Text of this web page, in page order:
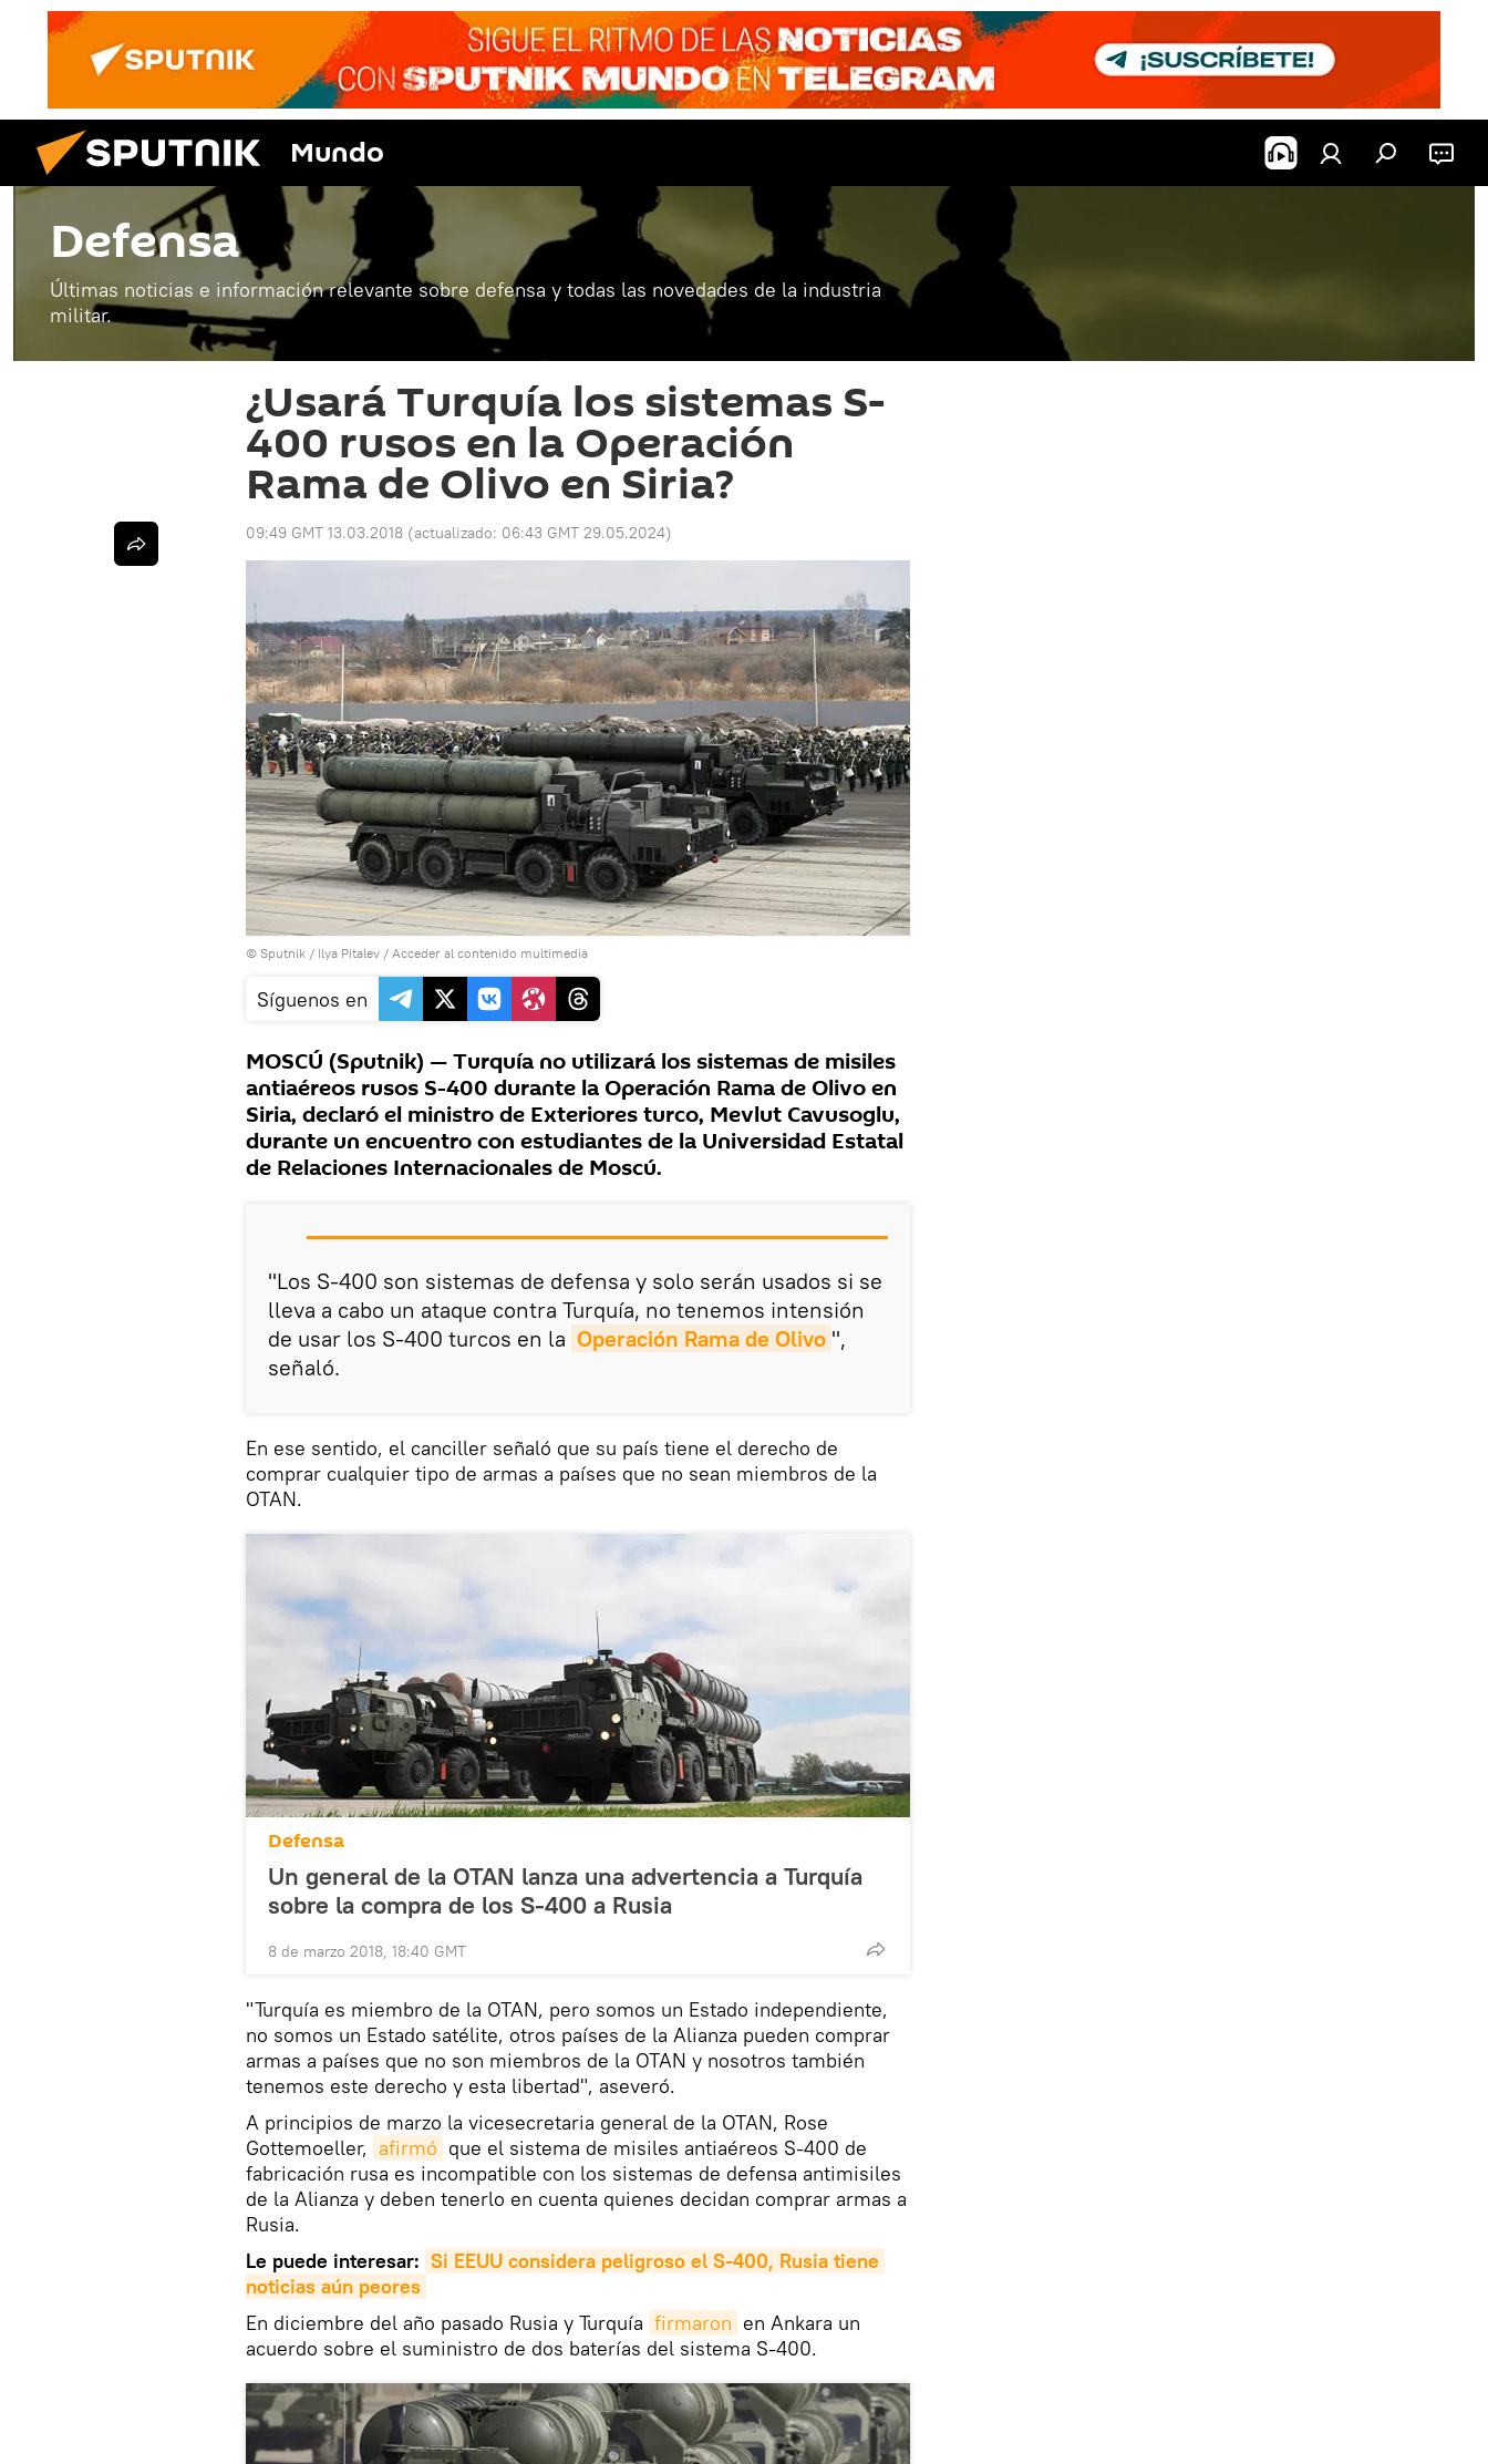
Mundo
Defensa
Últimas noticias e información relevante sobre defensa y todas las novedades de la industria
militar.
¿Usará Turquía los sistemas S-
400 rusos en la Operación
Rama de Olivo en Siria?
09:49 GMT 13.03.2018 (actualizado: 06:43 GMT 29.05.2024)
© Sputnik / Ilya Pitalev / Acceder al contenido multimedia
Síguenos en
MOSCÚ (Sputnik) — Turquía no utilizará los sistemas de misiles
antiaéreos rusos S-400 durante la Operación Rama de Olivo en
Siria, declaró el ministro de Exteriores turco, Mevlut Cavusoglu,
durante un encuentro con estudiantes de la Universidad Estatal
de Relaciones Internacionales de Moscú.
"Los S-400 son sistemas de defensa y solo serán usados si se
lleva a cabo un ataque contra Turquía, no tenemos intensión
de usar los S-400 turcos en la Operación Rama de Olivo ",
señaló.
En ese sentido, el canciller señaló que su país tiene el derecho de
comprar cualquier tipo de armas a países que no sean miembros de la
OTAN.
Defensa
Un general de la OTAN lanza una advertencia a Turquía
sobre la compra de los S-400 a Rusia
8 de marzo 2018, 18:40 GMT
"Turquía es miembro de la OTAN, pero somos un Estado independiente,
no somos un Estado satélite, otros países de la Alianza pueden comprar
armas a países que no son miembros de la OTAN y nosotros también
tenemos este derecho y esta libertad", aseveró.
A principios de marzo la vicesecretaria general de la OTAN, Rose
Gottemoeller, afirmó que el sistema de misiles antiaéreos S-400 de
fabricación rusa es incompatible con los sistemas de defensa antimisiles
de la Alianza y deben tenerlo en cuenta quienes decidan comprar armas a
Rusia.
Le puede interesar: Si EEUU considera peligroso el S-400, Rusia tiene
noticias aún peores
En diciembre del año pasado Rusia y Turquía firmaron en Ankara un
acuerdo sobre el suministro de dos baterías del sistema S-400.